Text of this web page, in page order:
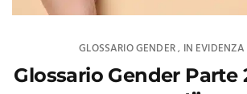
GLOSSARIO GENDER, IN EVIDENZA
Glossario Gender Parte